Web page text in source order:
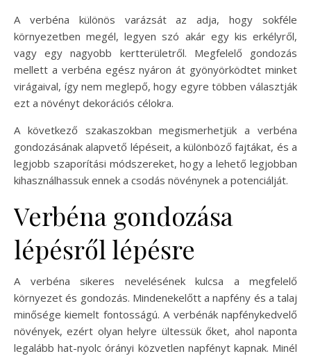
A verbéna különös varázsát az adja, hogy sokféle
környezetben megél, legyen szó akár egy kis erkélyről,
vagy egy nagyobb kertterületről. Megfelelő gondozás
mellett a verbéna egész nyáron át gyönyörködtet minket
virágaival, így nem meglepő, hogy egyre többen választják
ezt a növényt dekorációs célokra.
A következő szakaszokban megismerhetjük a verbéna
gondozásának alapvető lépéseit, a különböző fajtákat, és a
legjobb szaporítási módszereket, hogy a lehető legjobban
kihasználhassuk ennek a csodás növénynek a potenciálját.
Verbéna gondozása
lépésről lépésre
A verbéna sikeres nevelésének kulcsa a megfelelő
környezet és gondozás. Mindenekelőtt a napfény és a talaj
minősége kiemelt fontosságú. A verbénák napfénykedvelő
növények, ezért olyan helyre ültessük őket, ahol naponta
legalább hat-nyolc órányi közvetlen napfényt kapnak. Minél